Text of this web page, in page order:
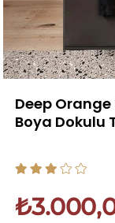
Deep Orange
Boya Dokulu